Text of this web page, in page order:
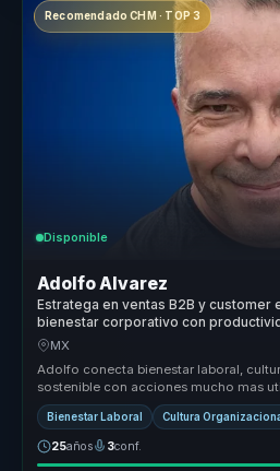
Recomendado CHM · TOP 3
Disponible
Adolfo Alvarez
Estratega en ventas B2B y
bienestar corporativo con
empresas.
MX
Adolfo conecta bienestar laboral,
sostenible con acciones mucho mas
necesitan cuidar ...
Bienestar Laboral Cultura
25años 3conf.